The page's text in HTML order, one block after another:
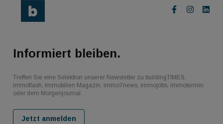
Informiert bleiben.
Treffen Sie eine Selektion unserer Newsletter zu buildingTIMES,
immoflash, Immobilien Magazin, immo7news, immojobs, immotermin
oder dem Morgenjournal
Jetzt anmelden